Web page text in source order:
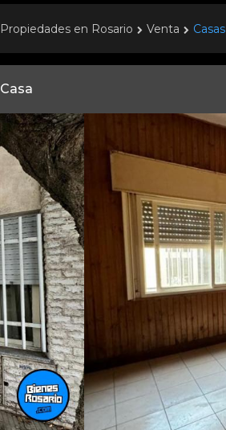
Propiedades en Rosario Venta Casas
Casa